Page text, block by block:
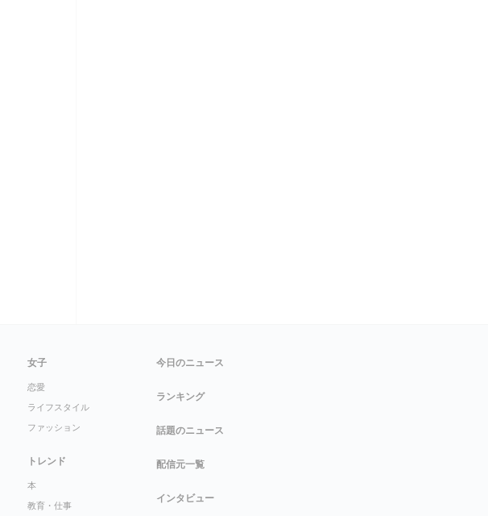
女子
恋愛
ライフスタイル
ファッション
トレンド
本
教育・仕事
今日のニュース
ランキング
話題のニュース
配信元一覧
インタビュー